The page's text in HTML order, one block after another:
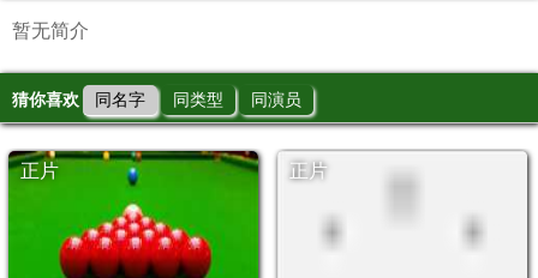
暂无简介
猜你喜欢 同名字 同类型 同演员
正片 正片